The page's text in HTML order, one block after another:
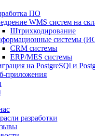
ПО
WMS систем на
Штрихкодирование
системы
CRM системы
ERP/MES системы
на PostgreSQl и
приложения
разработки